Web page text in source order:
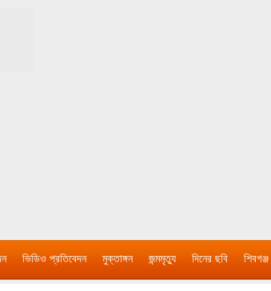
ভিডিও প্রতিবেদন মুক্তাঙ্গন জন্মমৃত্যু দিনের ছবি শিবগঞ্জ